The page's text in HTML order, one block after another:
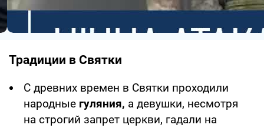
Традиции в Святки
С древних времен в Святки проходили
народные гуляния, а девушки, несмотря
на строгий запрет церкви, гадали на